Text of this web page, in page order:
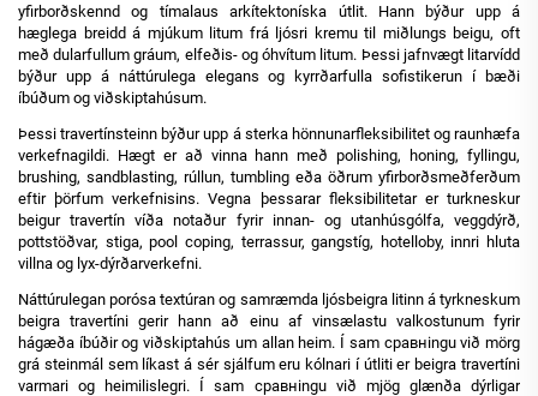
yfirborðskennd og tímalaus arkítektoníska útlit. Hann býður upp á
hæglega breidd á mjúkum litum frá ljósri kremu til miðlungs beigu, oft
með dularfullum gráum, elfeðis- og óhvítum litum. Þessi jafnvægt litarvídd
býður upp á náttúrulega elegans og kyrrðarfulla sofistikerun í bæði
íbúðum og viðskiptahúsum.
Þessi travertínsteinn býður upp á sterka hönnunarfleksibilitet og raunhæfa
verkefnagildi. Hægt er að vinna hann með polishing, honing, fyllingu,
brushing, sandblasting, rúllun, tumbling eða öðrum yfirborðsmeðferðum
eftir þörfum verkefnisins. Vegna þessarar fleksibilitetar er turkneskur
beigur travertín víða notaður fyrir innan- og utanhúsgólfa, veggdýrð,
pottstöðvar, stiga, pool coping, terrassur, gangstíg, hotelloby, innri hluta
villna og lyx-dýrðarverkefni.
Náttúrulegan porósa textúran og samræmda ljósbeigra litinn á tyrkneskum
beigra travertíni gerir hann að einu af vinsælastu valkostunum fyrir
hágæða íbúðir og viðskiptahús um allan heim. Í sam сравнingu við mörg
grá steinmál sem líkast á sér sjálfum eru kólnari í útliti er beigra travertíni
varmari og heimilislegri. Í sam сравнingu við mjög glænða dýrligar